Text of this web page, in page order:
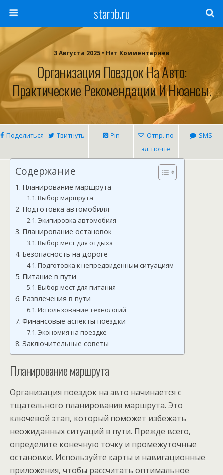
starbb.ru
3 Августа 2025 • Нет Комментариев
Организация Поездок На Авто:
Практические Рекомендации И Нюансы.
Поделиться Твитнуть Pin
Отпр. по
эл. почте
SMS
Содержание
Планирование маршрута
Выбор маршрута
Подготовка автомобиля
Экипировка автомобиля
Планирование остановок
Выбор мест для отдыха
Безопасность на дороге
Подготовка к непредвиденным ситуациям
Питание в пути
Выбор мест для питания
Развлечения в пути
Использование технологий
Финансовые аспекты поездки
Экономия на поездке
Заключительные советы
Планирование маршрута
Организация поездок на авто начинается с
тщательного планирования маршрута. Это
ключевой этап, который поможет избежать
неожиданных ситуаций в пути. Прежде всего,
определите конечную точку и промежуточные
остановки. Используйте карты и навигационные
приложения, чтобы рассчитать оптимальное